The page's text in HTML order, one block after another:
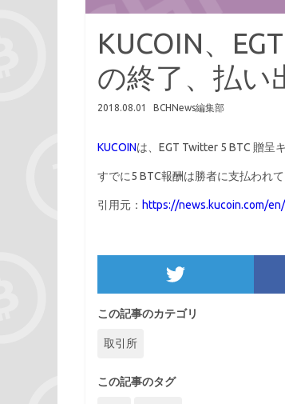
KUCOIN、
の終了、払い
2018.08.01 BCHNews編集部
KUCOINは、EGT Twitter 5 BTC 贈呈
すでに5 BTC報酬は勝者に支払われ
引用元： https://news.kucoin.com/
この記事のカテゴリ
取引所
この記事のタグ